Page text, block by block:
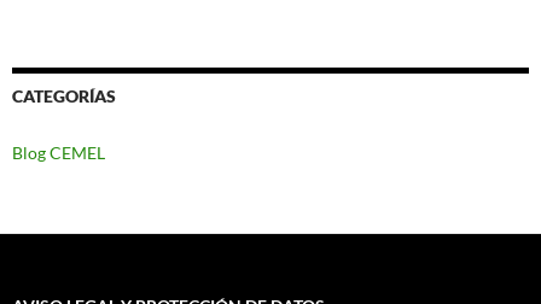
CATEGORÍAS
Blog CEMEL